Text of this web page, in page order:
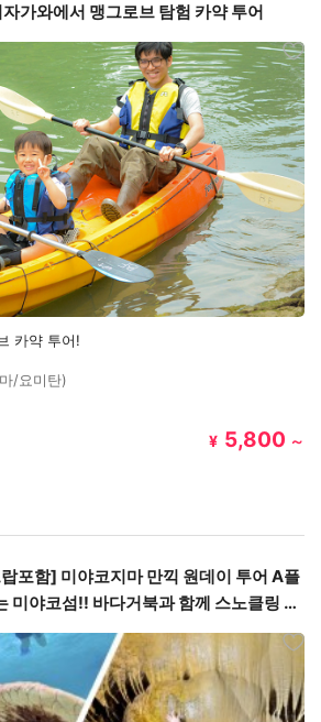
가와에서 맹그로브 탐험 카약 투어
로브 카약 투어!
/요미탄)
¥ 5,800 ～
포함] 미야코지마 만끽 원데이 투어 A플
미야코섬!! 바다거북과 함께 스노클링 투
킨홀(종유굴)케이빙